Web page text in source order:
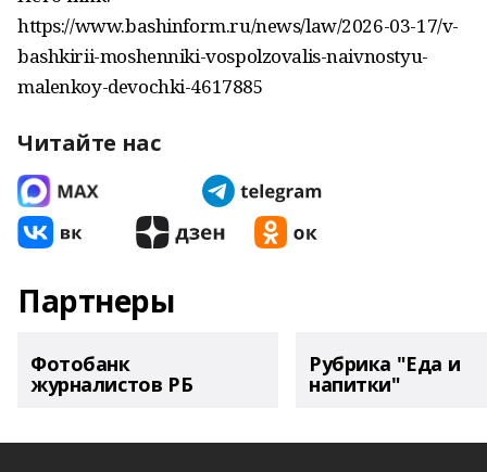
https://www.bashinform.ru/news/law/2026-03-17/v-
bashkirii-moshenniki-vospolzovalis-naivnostyu-
malenkoy-devochki-4617885
Читайте нас
Партнеры
Фотобанк
журналистов РБ
Рубрика "Еда и
напитки"